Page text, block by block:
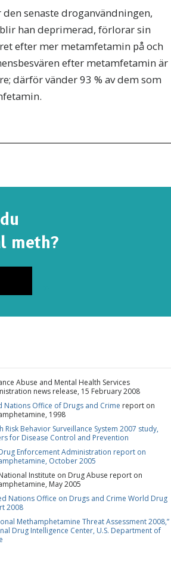
senaste droganvändningen,
han deprimerad, förlorar sin
efter mer metamfetamin på och
efter metamfetamin är
därför vänder 93 % av dem som
meth?
Abuse and Mental Health Services
news release, 15 February 2008
Nations Office of Drugs and Crime report on
1998
Risk Behavior Surveillance System 2007 study,
for Disease Control and Prevention
Enforcement Administration report on
October 2005
Institute on Drug Abuse report on
May 2005
Nations Office on Drugs and Crime World Drug
2008
Methamphetamine Threat Assessment 2008,”
Drug Intelligence Center, U.S. Department of
SÄTT ATT HJÄLPA
och få våra senaste
PRENUMERERA